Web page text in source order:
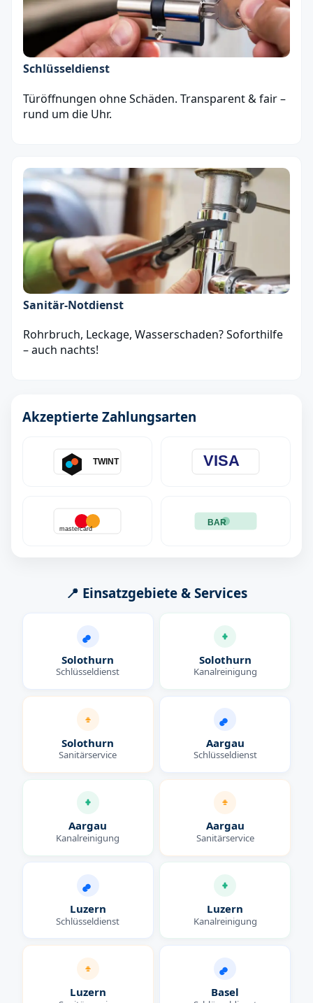
Schlüsseldienst
Türöffnungen ohne Schäden. Transparent & fair –
rund um die Uhr.
Sanitär‑Notdienst
Rohrbruch, Leckage, Wasserschaden? Soforthilfe
– auch nachts!
Akzeptierte Zahlungsarten
TWINT VISA
mastercard
BAR
📍 Einsatzgebiete & Services
Solothurn
Schlüsseldienst
Solothurn
Kanalreinigung
Solothurn
Sanitärservice
Aargau
Schlüsseldienst
Aargau
Kanalreinigung
Aargau
Sanitärservice
Luzern
Schlüsseldienst
Luzern
Kanalreinigung
Luzern Basel